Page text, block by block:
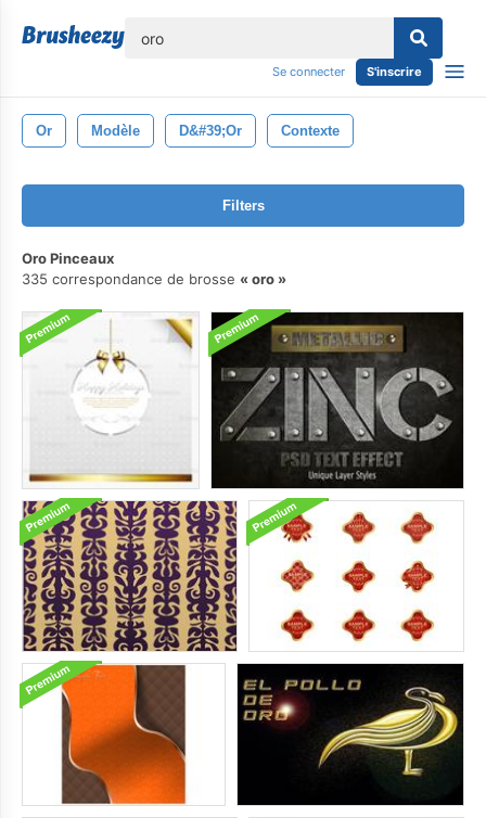
Se connecter S'inscrire
Or Modèle D&#39;or Contexte
Filters
Oro Pinceaux
335 correspondance de brosse
oro